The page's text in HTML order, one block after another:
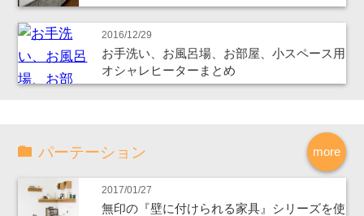
2016/12/29
お手洗い、お風呂場、お部屋、小スペース用
オシャレヒーターまとめ
more
パーテーション
2017/01/27
無印の『壁に付けられる家具』シリーズを使